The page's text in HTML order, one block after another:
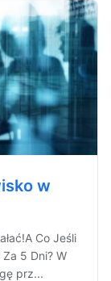
w
Co Jeśli
5 Dni? W
prz...